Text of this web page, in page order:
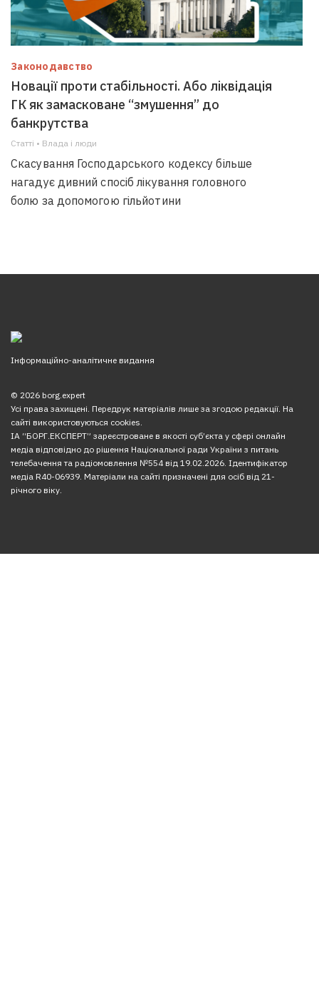
Законодавство
Новації проти стабільності. Або ліквідація
ГК як замасковане “змушення” до
банкрутства
Статті • Влада i люди
Скасування Господарського кодексу більше
нагадує дивний спосіб лікування головного
болю за допомогою гільйотини
Інформаційно-аналітичне видання
© 2026 borg.expert
Усі права захищені. Передрук матеріалів лише за згодою редакції. На
сайті використовуються cookies.
ІА “БОРГ.ЕКСПЕРТ” зареєстроване в якості суб’єкта у сфері онлайн
медіа відповідно до рішення Національної ради України з питань
телебачення та радіомовлення №554 від 19.02.2026. Ідентифікатор
медіа R40-06939. Матеріали на сайті призначені для осіб від 21-
річного віку.